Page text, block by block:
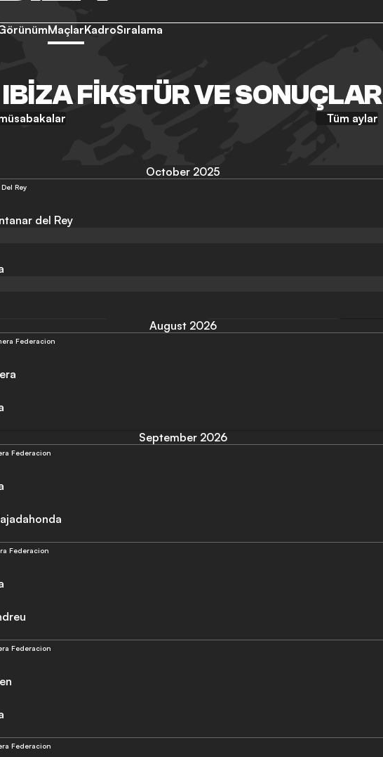
MaçlarKadroSıralama
FIKSTÜR VE SONUÇLAR
Tüm aylar
October 2025
Rey
del Rey
August 2026
Federacion
September 2026
Federacion
Federacion
Federacion
Federacion